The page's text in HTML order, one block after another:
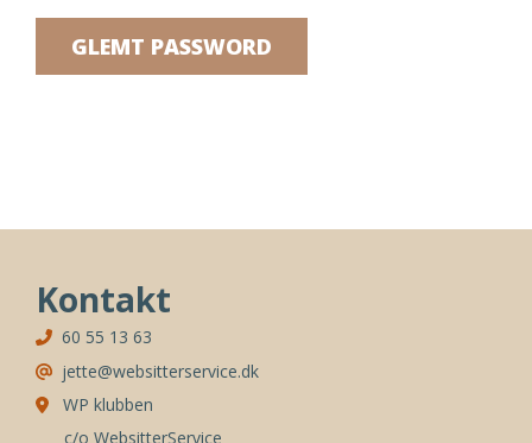
GLEMT PASSWORD
Kontakt
60 55 13 63
jette@websitterservice.dk
WP klubben
c/o WebsitterService